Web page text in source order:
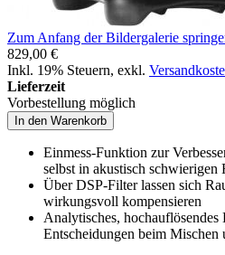
Zum Anfang der Bildergalerie
829,00 €
Inkl. 19% Steuern, exkl.
Lieferzeit
Vorbestellung möglich
In den Warenkorb
Einmess-Funktion zur
selbst in akustisch schwierigen
Über DSP-Filter lassen sich
wirkungsvoll kompensieren
Analytisches,
Entscheidungen beim Mischen